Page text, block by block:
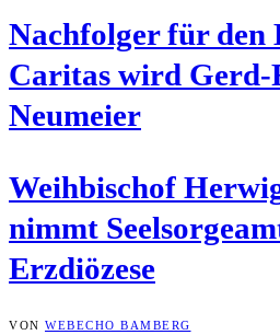
Nach­fol­ger für den
Cari­tas wird Gerd-
Neumeier
Weih­bi­schof
nimmt
Erzdiözese
VON WEBECHO BAMBERG